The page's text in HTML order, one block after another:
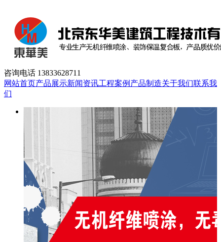
咨询电话 13833628711
网站首页产品展示新闻资讯工程案例 产品制造关于我们联系我
们